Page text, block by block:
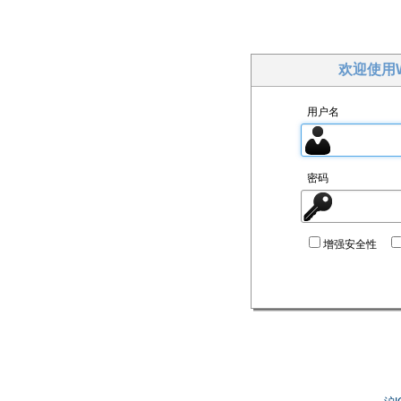
欢迎使用
用户名
密码
增强安全性